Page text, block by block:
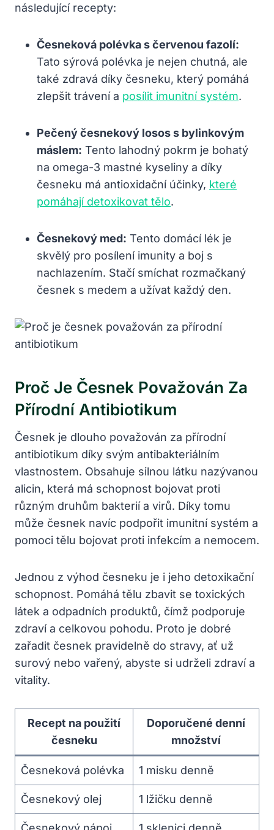
následující recepty:
Česneková⁢ polévka s​ červenou fazolí:
Tato sýrová polévka⁣ je nejen chutná, ale
také zdravá díky česneku, který pomáhá⁤
zlepšit trávení ‌a posílit ⁣imunitní systém.
Pečený česnekový losos s bylinkovým
máslem: ⁣Tento lahodný ‍pokrm je ⁣bohatý
na omega-3 mastné kyseliny a díky‍
česneku má antioxidační účinky, které
pomáhají detoxikovat tělo.
Česnekový med: Tento domácí ‍lék je
skvělý​ pro posílení imunity a boj s
nachlazením. Stačí smíchat rozmačkaný
česnek s medem a užívat každý den.
Proč Je Česnek Považován Za
Přírodní Antibiotikum
Česnek je dlouho považován za přírodní
antibiotikum díky svým‍ antibakteriálním
⁣vlastnostem. Obsahuje silnou látku ⁢nazývanou
alicin, která má schopnost bojovat proti
různým druhům ⁣bakterií a‍ virů. Díky tomu
může česnek ⁣navíc ⁤podpořit imunitní systém a
pomoci tělu bojovat proti⁤ infekcím⁣ a nemocem.
Jednou z výhod česneku je i jeho detoxikační
schopnost. Pomáhá tělu zbavit se toxických
látek a odpadních produktů, čímž⁢ podporuje
zdraví a ⁢celkovou pohodu. Proto je dobré
zařadit ‌česnek pravidelně do stravy, ať už
surový ​nebo vařený, abyste si udrželi zdraví a
vitality.
Recept na použití
česneku
Doporučené denní
množství
Česneková polévka 1 misku denně
Česnekový olej 1 lžičku⁣ denně